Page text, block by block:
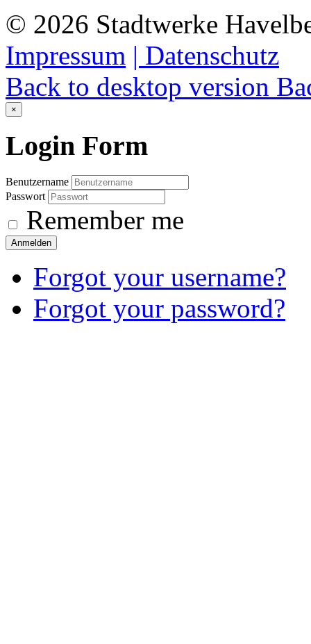
© 2026 Stadtwerke
Impressum | Datenschutz
Back to desktop version
×
Login Form
Benutzername
Passwort
Remember me
Anmelden
Forgot your username?
Forgot your password?